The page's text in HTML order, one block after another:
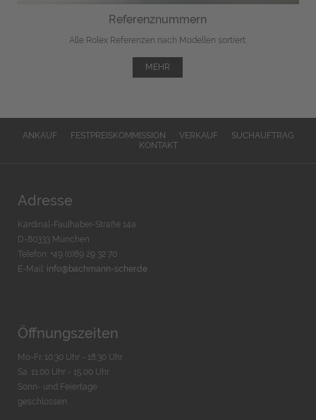
Referenznummern
Alle Rolex Referenzen nach Modellen sortiert.
MEHR
ANKAUF FESTPREISKOMMISSION VERKAUF
SUCHAUFTRAG
KONTAKT
Adresse
Kardinal-Faulhaber-Straße 14a
D-80333 München
Telefon: +49 (0)89 29 32 70
E-Mail: info@bachmann-scher.de
Öffnungszeiten
Mo-Fr. 10:30 Uhr - 18:30 Uhr
Sa. 11:00 Uhr - 15.00 Uhr
Sonn- und Feiertage
geschlossen